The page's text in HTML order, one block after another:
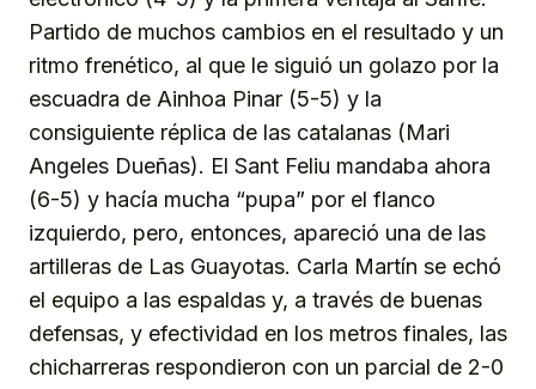
Partido de muchos cambios en el resultado y un
ritmo frenético, al que le siguió un golazo por la
escuadra de Ainhoa Pinar (5-5) y la
consiguiente réplica de las catalanas (Mari
Angeles Dueñas). El Sant Feliu mandaba ahora
(6-5) y hacía mucha “pupa” por el flanco
izquierdo, pero, entonces, apareció una de las
artilleras de Las Guayotas. Carla Martín se echó
el equipo a las espaldas y, a través de buenas
defensas, y efectividad en los metros finales, las
chicharreras respondieron con un parcial de 2-0